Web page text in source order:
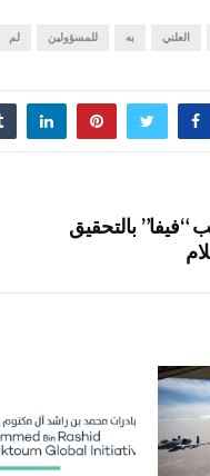
العلني به للمسؤولين لم
“فيفا” بالتحقيق